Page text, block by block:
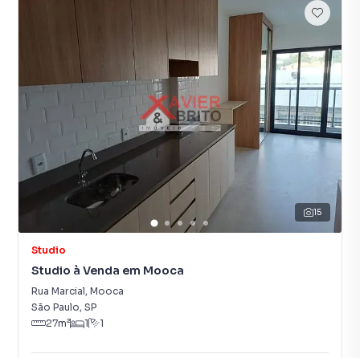
15
Studio
Studio à Venda em Mooca
Rua Marcial, Mooca
São Paulo, SP
27m² 1 1